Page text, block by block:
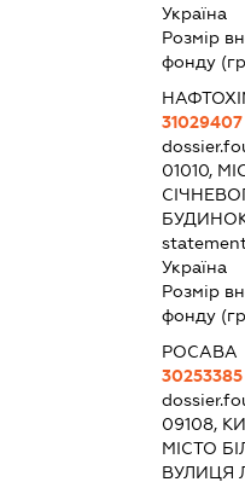
Україна
Розмір
фонду
31029407
01010,
БУДИНОК
Україна
Розмір
фонду
РОСАВА
30253385
09108,
МІСТО
ВУЛИЦЯ